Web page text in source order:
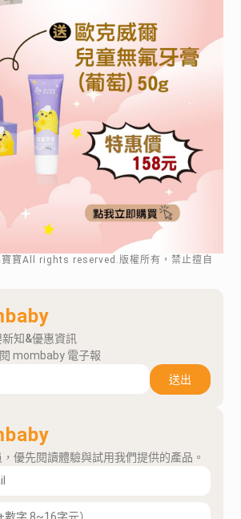
寶寶All rights reserved.版權所有，禁止擅自
知&優惠資訊
mombaby 電子報
送出
優先閱讀體驗與試用我們提供的產品。